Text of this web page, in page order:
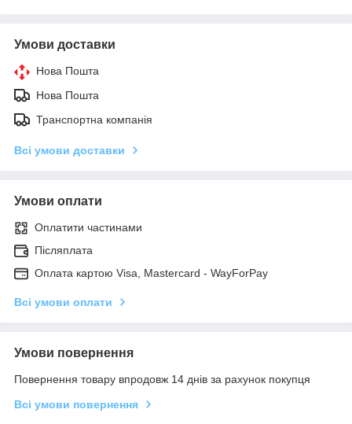
Умови доставки
Нова Пошта
Нова Пошта
Транспортна компанія
Всі умови доставки
Умови оплати
Оплатити частинами
Післяплата
Оплата картою Visa, Mastercard - WayForPay
Всі умови оплати
Умови повернення
Повернення товару впродовж 14 днів за рахунок покупця
Всі умови повернення